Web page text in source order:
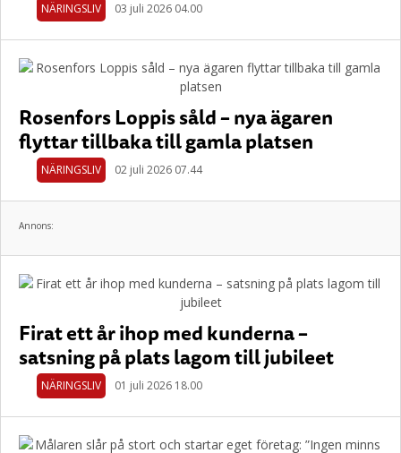
NÄRINGSLIV 03 juli 2026 04.00
Rosenfors Loppis såld – nya ägaren
flyttar tillbaka till gamla platsen
NÄRINGSLIV 02 juli 2026 07.44
Annons:
Firat ett år ihop med kunderna –
satsning på plats lagom till jubileet
NÄRINGSLIV 01 juli 2026 18.00